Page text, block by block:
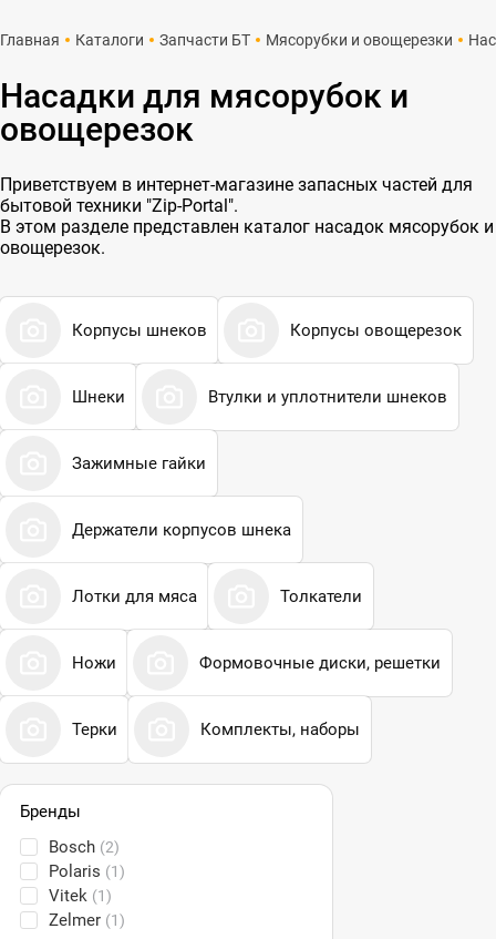
Главная Каталоги Запчасти БТ Мясорубки и овощерезки
Насадки для мясорубок и
овощерезок
Приветствуем в интернет-магазине запасных частей для
бытовой техники "Zip-Portal".
В этом разделе представлен каталог насадок мясорубок и
овощерезок.
Корпусы шнеков Корпусы овощерезок
Шнеки Втулки и уплотнители шнеков
Зажимные гайки
Держатели корпусов шнека
Лотки для мяса Толкатели
Ножи Формовочные диски, решетки
Терки Комплекты, наборы
Бренды
Bosch (2)
Polaris (1)
Vitek (1)
Zelmer (1)